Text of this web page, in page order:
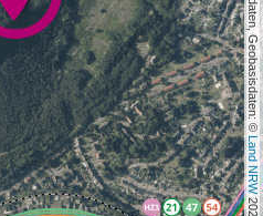
, Kartendaten, Geobasisdaten: ©
Land NRW